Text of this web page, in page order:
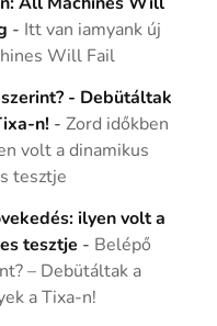
- Itt van iamyank új
Will Fail
- Debütáltak
n! -Zord időkben
volt a dinamikus
tesztje
ilyen volt a
tesztje - Belépő
– Debütáltak a
a Tixa-n!